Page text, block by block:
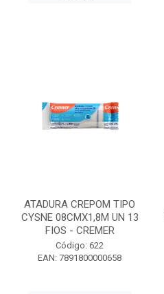
ATADURA CREPOM TIPO
CYSNE 08CMX1,8M UN 13
FIOS - CREMER
Código: 622
EAN: 7891800000658